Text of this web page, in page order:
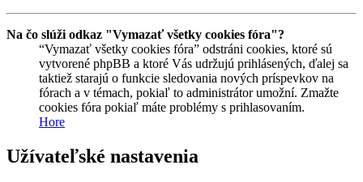
Na čo slúži odkaz "Vymazať všetky cookies fóra"?
“Vymazať všetky cookies fóra” odstráni cookies, ktoré sú
vytvorené phpBB a ktoré Vás udržujú prihlásených, ďalej sa
taktiež starajú o funkcie sledovania nových príspevkov na
fórach a v témach, pokiaľ to administrátor umožní. Zmažte
cookies fóra pokiaľ máte problémy s prihlasovaním.
Hore
Užívateľské nastavenia